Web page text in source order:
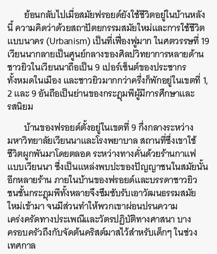
ย้อนกลับไปเมื่อสมัยฟรอยด์ยังใช้ชีวิตอยู่ในบ้านหลัง
นี้ ความคิดว่าด้วยสถาปัตยกรรมสมัยใหม่และการใช้ชีวิต
แบบนาคร (Urbanism) เป็นที่เฟื่องฟูมาก ในศตวรรษที่ 19
เวียนนากลายเป็นศูนย์กลางของศิลปวิทยาการหลายด้าน
ชาวยิวในเวียนนาถือเป็น 9 เปอร์เซ็นต์ของประชากร
ทั้งหมดในเมือง และชาวยิวมากกว่าครึ่งก็พักอยู่ในเขตที่ 1,
2 และ 9 อันถือเป็นย่านของกระฎุมพีผู้มีการศึกษาและ
รสนิยม
บ้านของฟรอยด์ตั้งอยู่ในเขตที่ 9 กึ่งกลางระหว่าง
มหาวิทยาลัยเวียนนาและโรงพยาบาล สถานที่ซึ่งเขาใช้
ชีวิตผูกพันมาโดยตลอด ระหว่างทางคั่นด้วยร้านกาแฟ
แบบเวียนนา ซึ่งเป็นแหล่งพบปะของปัญญาชนในสมัยนั้น
อีกหลายร้าน ภายในบ้านของฟรอยด์และบรรดาชาวยิว
ชนชั้นกระฎุมพีทั้งหลายจึงซึมซับรับเอาวัฒนธรรมสมัย
ใหม่เข้ามา จนมีส่วนทำให้พวกเขาผ่อนปรนความ
เคร่งครัดทางประเพณีและวัตรปฏิบัติทางศาสนา บาง
ครอบครัวถึงกับจัดต้นคริสต์มาสไว้สำหรับเด็กๆ ในช่วง
เทศกาล